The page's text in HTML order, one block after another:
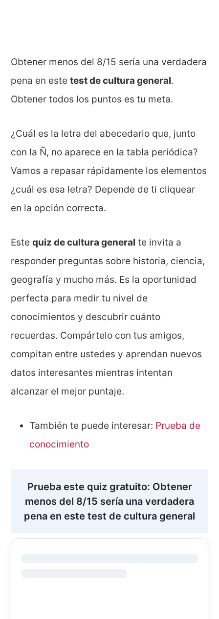
Obtener menos del 8/15 sería una verdadera
pena en estetest de cultura general.
Obtener todos los puntos es tu meta.
¿Cuál es la letra del abecedario que, junto
con la Ñ, no aparece en la tabla periódica?
Vamos a repasar rápidamente los elementos
¿cuál es esa letra? Depende de ti cliquear
en la opción correcta.
Estequiz de cultura general te invita a
responder preguntas sobre historia, ciencia,
geografía y mucho más. Es la oportunidad
perfecta para medir tu nivel de
conocimientos y descubrir cuánto
recuerdas. Compártelo con tus amigos,
compitan entre ustedes y aprendan nuevos
datos interesantes mientras intentan
alcanzar el mejor puntaje.
También te puede interesar: Prueba de
conocimiento
Prueba este quiz gratuito: Obtener
menos del 8/15 sería una verdadera
pena en este test de cultura general